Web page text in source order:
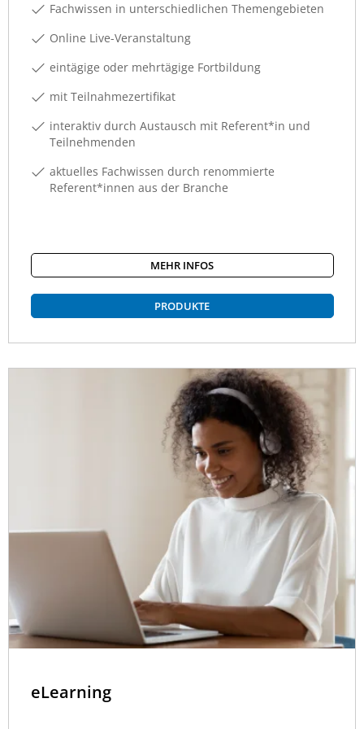
Fachwissen in unterschiedlichen Themengebieten
Online Live-Veranstaltung
eintägige oder mehrtägige Fortbildung
mit Teilnahmezertifikat
interaktiv durch Austausch mit Referent*in und
Teilnehmenden
aktuelles Fachwissen durch renommierte
Referent*innen aus der Branche
MEHR INFOS
PRODUKTE
eLearning